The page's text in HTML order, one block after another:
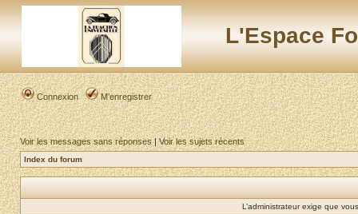
L'Espace
Connexion M’enregistrer
Voir les messages sans réponses|Voir les sujets récents
Index du forum
L’administrateur exige que